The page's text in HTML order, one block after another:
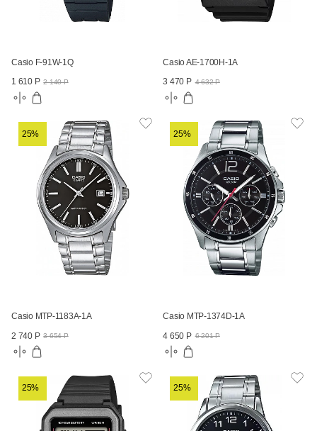
Casio F-91W-1Q
1 610 Р 2 140 Р
Casio AE-1700H-1A
3 470 Р 4 632 Р
25%
Casio MTP-1183A-1A
2 740 Р 3 654 Р
25%
Casio MTP-1374D-1A
4 650 Р 6 201 Р
25% 25%